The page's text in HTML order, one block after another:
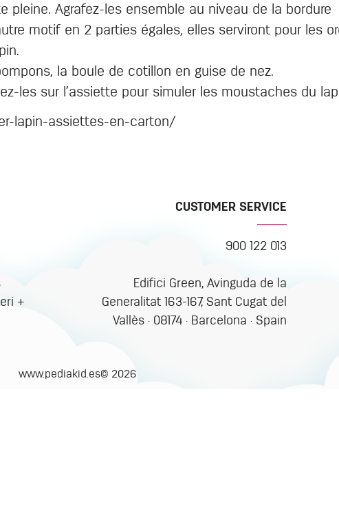
Agrafez-les ensemble au niveau de la bordure
motif en 2 parties égales, elles serviront pour les
la boule de cotillon en guise de nez.
les sur l’assiette pour simuler les moustaches du
lapin-assiettes-en-carton/
+
CUSTOMER SERVICE
900 122 013
Edifici Green, Avinguda de la
Generalitat 163-167, Sant Cugat del
Vallès · 08174 · Barcelona · Spain
www.pediakid.es© 2026